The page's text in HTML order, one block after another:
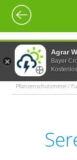
Agrar
Bayer
Pflanzenschutzmittel /